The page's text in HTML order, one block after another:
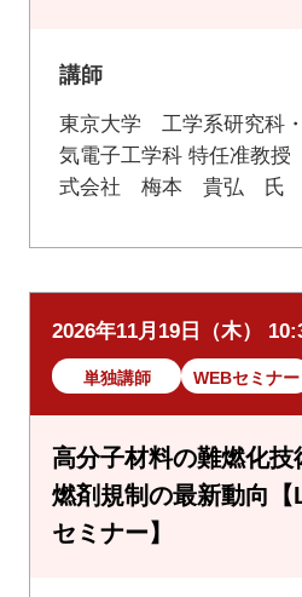
講師
東京大学 工学系研究科
気電子工学科 特任准教
式会社 梅本 貴弘 氏
2026年11月19日（木）
単独講師 WEBセミナー
高分子材料の難燃化
燃剤規制の最新動向
セミナー】